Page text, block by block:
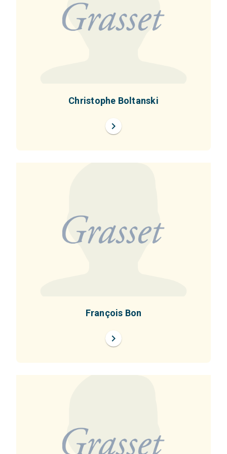
Christophe Boltanski
chevron_right
François Bon
chevron_right